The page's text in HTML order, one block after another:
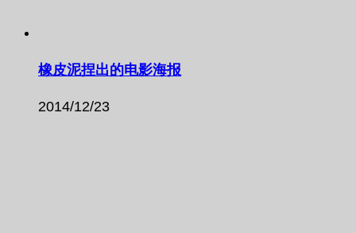
橡皮泥捏出的电影海报
2014/12/23